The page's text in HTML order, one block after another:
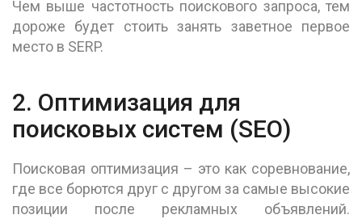
Чем выше частотность поискового запроса, тем
дороже будет стоить занять заветное первое
место в SERP.
2. Оптимизация для
поисковых систем (SEO)
Поисковая оптимизация – это как соревнование,
где все борются друг с другом за самые высокие
позиции после рекламных объявлений.